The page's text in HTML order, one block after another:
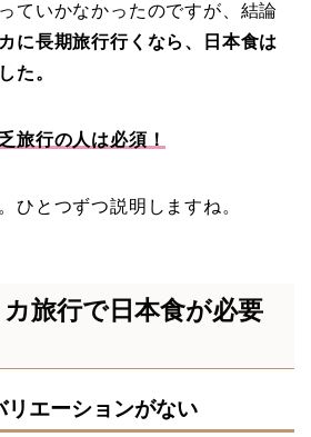
ていかなかったのですが、結論
カに長期旅行行くなら、日本食は
た。
旅行の人は必須！
ひとつずつ説明しますね。
旅行で日本食が必要
リエーションがない